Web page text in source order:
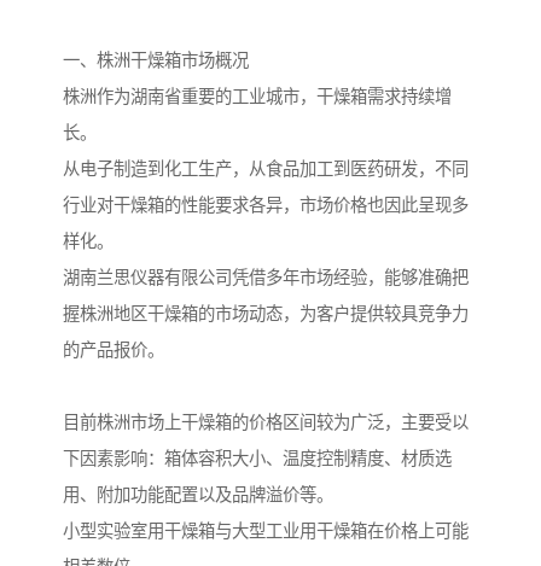
一、株洲干燥箱市场概况
株洲作为湖南省重要的工业城市，干燥箱需求持续增
长。
从电子制造到化工生产，从食品加工到医药研发，不同
行业对干燥箱的性能要求各异，市场价格也因此呈现多
样化。
湖南兰思仪器有限公司凭借多年市场经验，能够准确把
握株洲地区干燥箱的市场动态，为客户提供较具竞争力
的产品报价。
目前株洲市场上干燥箱的价格区间较为广泛，主要受以
下因素影响：箱体容积大小、温度控制精度、材质选
用、附加功能配置以及品牌溢价等。
小型实验室用干燥箱与大型工业用干燥箱在价格上可能